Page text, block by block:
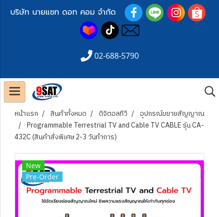
บริษัท นายแซท ดอท คอม จำกัด
02-688-5790
หน้าแรก สินค้าทั้งหมด ดิจิตอลทีวี
อุปกรณ์ขยายสัญญาณ
Programmable Terrestrial TV and Cable TV CABLE รุ่น CA-
432C (สินค้าสั่งพิเศษ 2-3 วันทำการ)
New
Pre-Order